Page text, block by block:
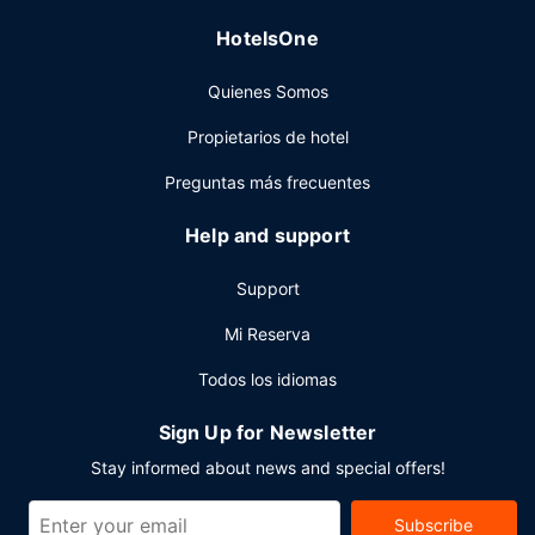
HotelsOne
Quienes Somos
Propietarios de hotel
Preguntas más frecuentes
Help and support
Support
Mi Reserva
Todos los idiomas
Sign Up for Newsletter
Stay informed about news and special offers!
Subscribe